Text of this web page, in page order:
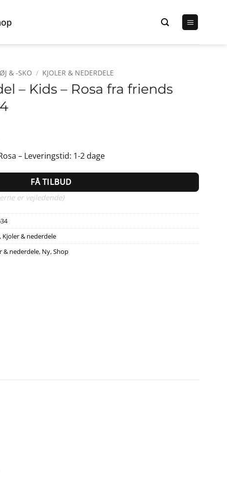
& -SKO / KJOLER & NEDERDELE
– Kids – Rosa fra friends
50,00 kr..
– Leveringstid: 1-2 dage
FÅ TILBUD
er vejledende)
, Kjoler & nederdele
& nederdele, Ny,Shop